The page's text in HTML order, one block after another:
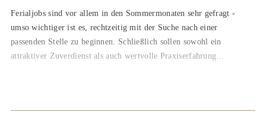
Ferialjobs sind vor allem in den Sommermonaten sehr gefragt -
umso wichtiger ist es, rechtzeitig mit der Suche nach einer
passenden Stelle zu beginnen. Schließlich sollen sowohl ein
attraktiver Zuverdienst als auch wertvolle Praxiserfahrung...